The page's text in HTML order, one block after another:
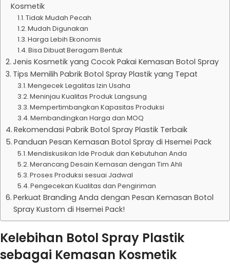
Kosmetik
Tidak Mudah Pecah
Mudah Digunakan
Harga Lebih Ekonomis
Bisa Dibuat Beragam Bentuk
Jenis Kosmetik yang Cocok Pakai Kemasan Botol Spray
Tips Memilih Pabrik Botol Spray Plastik yang Tepat
Mengecek Legalitas Izin Usaha
Meninjau Kualitas Produk Langsung
Mempertimbangkan Kapasitas Produksi
Membandingkan Harga dan MOQ
Rekomendasi Pabrik Botol Spray Plastik Terbaik
Panduan Pesan Kemasan Botol Spray di Hsemei Pack
Mendiskusikan Ide Produk dan Kebutuhan Anda
Merancang Desain Kemasan dengan Tim Ahli
Proses Produksi sesuai Jadwal
Pengecekan Kualitas dan Pengiriman
Perkuat Branding Anda dengan Pesan Kemasan Botol
Spray Kustom di Hsemei Pack!
Kelebihan Botol Spray Plastik
sebagai Kemasan Kosmetik